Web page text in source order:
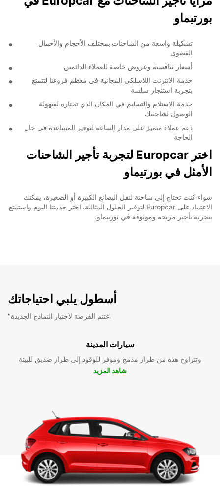
بورتيماو
تشكيلة واسعة من الشاحنات بمختلف الأحجام والأحمال
القصوى
أسعار تنافسية وعروض خاصة للعملاء الدائمين
خدمة الانترنت اللاسلكي المجانية في معظم فروعنا لتتمتع
بتجربة استئجار سلسة
خدمة الاستلام والتسليم في المكان الذي تختاره لسهولة
الوصول لشاحنتك
دعم عملاء متميز على مدار الساعة لتوفير المساعدة في حال
الحاجة
اختر Europcar لتجربة تأجير الشاحنات
الأمثل في بورتيماو
سواء كنت تحتاج إلى شاحنة لنقل البضائع الكبيرة أو الصغيرة، يمكنك
الاعتماد على Europcar لتوفير الحلول المثالية. اختر خدمتنا اليوم واستمتع
بتجربة تأجير مريحة وموثوقة في بورتيماو.
أسطول يلبي احتياجاتك
"اغتنم الفرصة لاختبار النماذج الجديدة
سيارات المدينة
وتتراوح هذه من طراز مدمج وموفر للوقود إلى طراز صديق للبيئة
شاهد المزيد